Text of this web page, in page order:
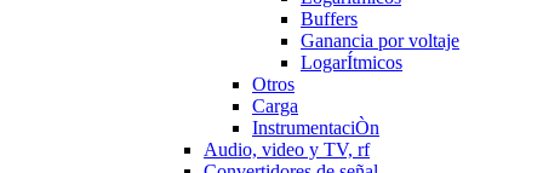
Buffers
Ganancia por voltaje
LogarÍtmicos
Otros
Carga
InstrumentaciÒn
Audio, video y TV, rf